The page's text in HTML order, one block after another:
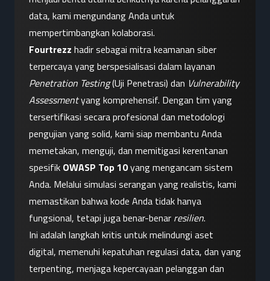
data, kami mengundang Anda untuk
mempertimbangkan kolaborasi.
Fourtrezz hadir sebagai mitra keamanan siber
Penetration Testing (Uji Penetrasi) dan Vulnerability
Assessment yang komprehensif. Dengan tim yang
tersertifikasi secara profesional dan metodologi
pengujian yang solid, kami siap membantu Anda
memetakan, menguji, dan memitigasi kerentanan
spesifik OWASP Top 10 yang mengancam sistem
Anda. Melalui simulasi serangan yang realistis, kami
memastikan bahwa kode Anda tidak hanya
fungsional, tetapi juga benar-benar resilien.
Ini adalah langkah kritis untuk melindungi aset
digital, memenuhi kepatuhan regulasi data, dan yang
terpenting, menjaga kepercayaan pelanggan dan